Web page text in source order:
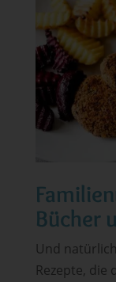
Bücher
Und
Rezepte, die